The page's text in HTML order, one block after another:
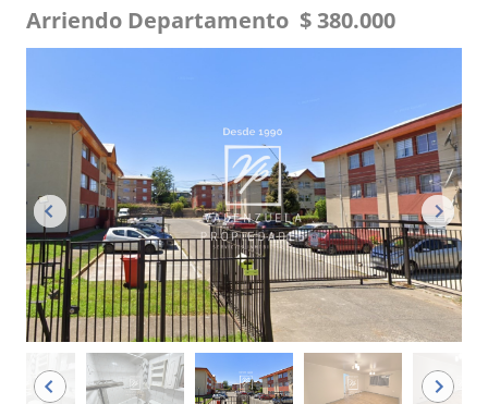
Arriendo Departamento $ 380.000